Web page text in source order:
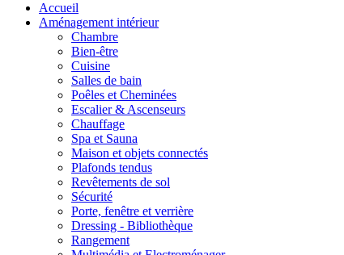
Accueil
Aménagement intérieur
Chambre
Bien-être
Cuisine
Salles de bain
Poêles et Cheminées
Escalier & Ascenseurs
Chauffage
Spa et Sauna
Maison et objets connectés
Plafonds tendus
Revêtements de sol
Sécurité
Porte, fenêtre et verrière
Dressing - Bibliothèque
Rangement